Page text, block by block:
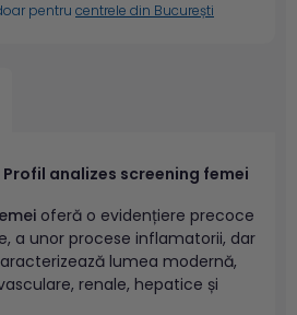
pentru centrele din București
analizes screening femei
oferă o evidențiere precoce
a unor procese inflamatorii, dar
lumea modernă,
renale, hepatice și